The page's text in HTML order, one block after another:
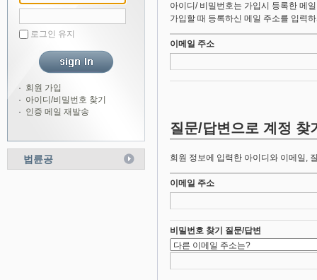
로그인 유지
회원 가입
아이디/비밀번호 찾기
인증 메일 재발송
법륜공
아이디/ 비밀번호는 가입시 등록한 메
가입할 때 등록하신 메일 주소를 입력
이메일 주소
질문/답변으로 계정 찾
회원 정보에 입력한 아이디와 이메일,
이메일 주소
비밀번호 찾기 질문/답변